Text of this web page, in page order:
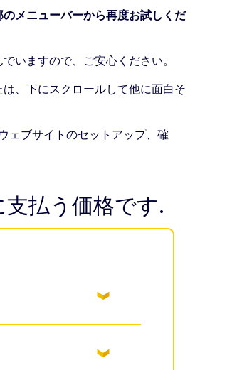
メニューバーから再度お試しくだ
いますので、ご安心ください。
は、下にスクロールして他に面白そ
ェブサイトのセットアップ、確
払う価格です.